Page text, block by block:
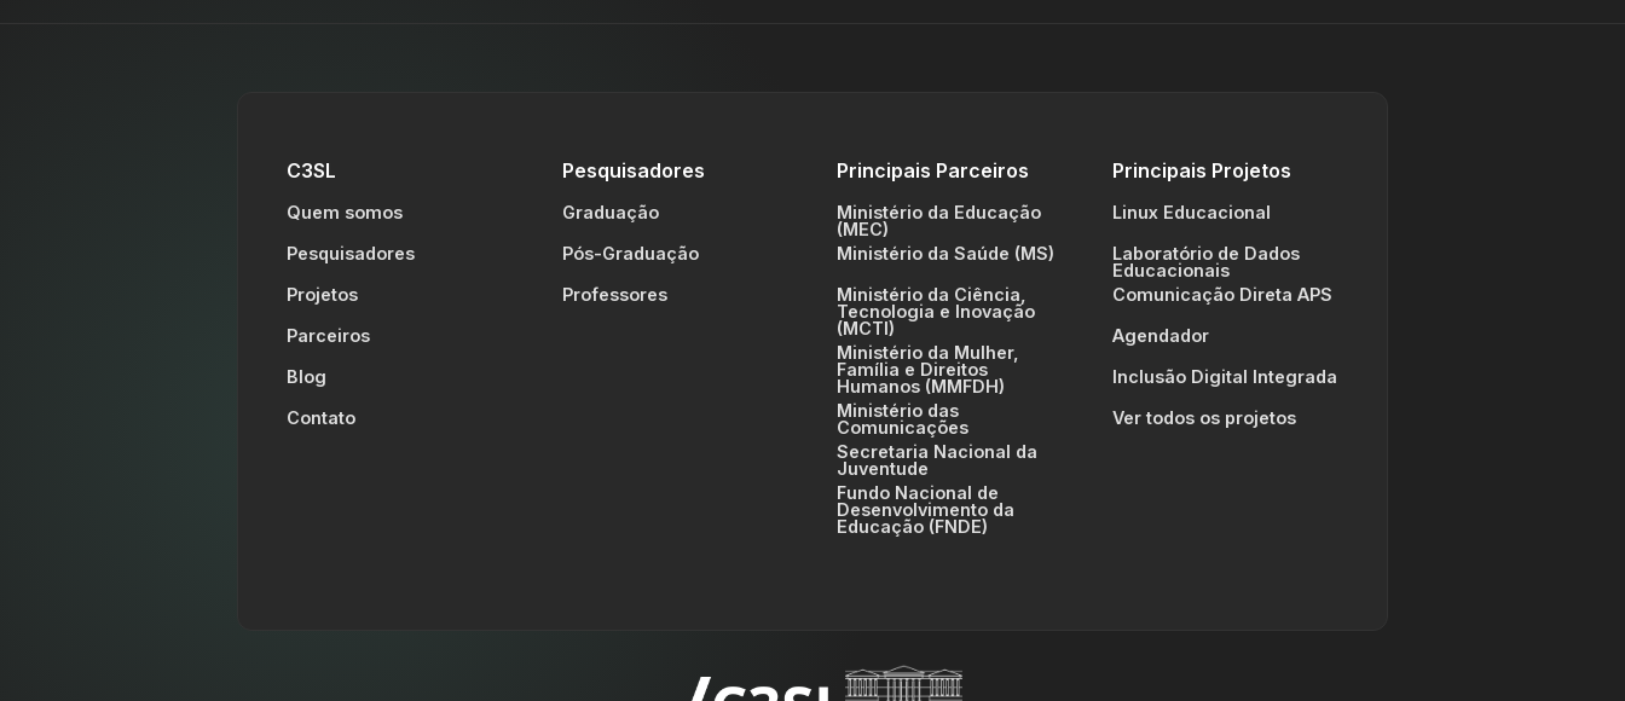
C3SL
Quem somos
Pesquisadores
Projetos
Parceiros
Blog
Contato
Pesquisadores
Graduação
Pós-Graduação
Professores
Principais Parceiros
Ministério da Educação
(MEC)
Ministério da Saúde (MS)
Ministério da Ciência,
Tecnologia e Inovação
(MCTI)
Ministério da Mulher,
Família e Direitos
Humanos (MMFDH)
Ministério das
Comunicações
Secretaria Nacional da
Juventude
Fundo Nacional de
Desenvolvimento da
Educação (FNDE)
Principais Projetos
Linux Educacional
Laboratório de Dados
Educacionais
Comunicação Direta APS
Agendador
Inclusão Digital Integrada
Ver todos os projetos